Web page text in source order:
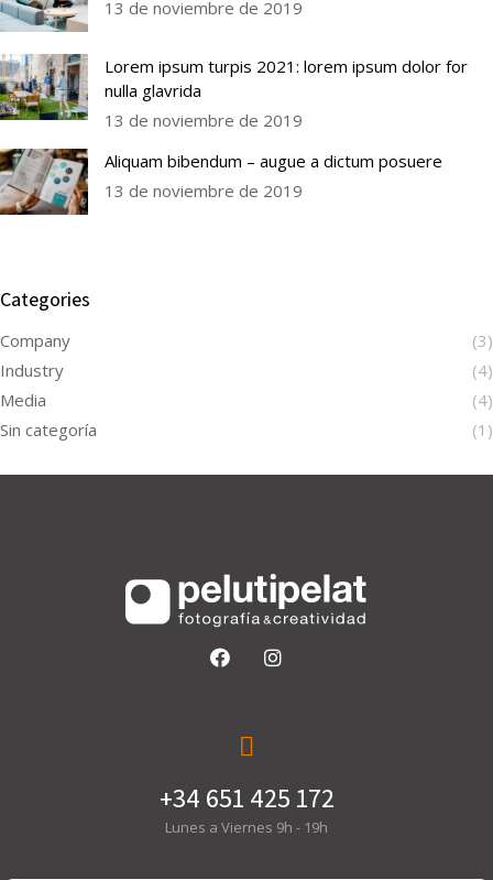
13 de noviembre de 2019
Lorem ipsum turpis 2021: lorem ipsum dolor for
nulla glavrida
13 de noviembre de 2019
Aliquam bibendum – augue a dictum posuere
13 de noviembre de 2019
Categories
Company
(3)
Industry
(4)
Media
(4)
Sin categoría
(1)
+34 651 425 172
Lunes a Viernes 9h - 19h